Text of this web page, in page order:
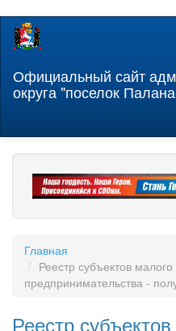
Перейти
содержанию
Официальный сайт
округа "поселок
Главная
Реестр субъектов
предпринимательства -
Реестр